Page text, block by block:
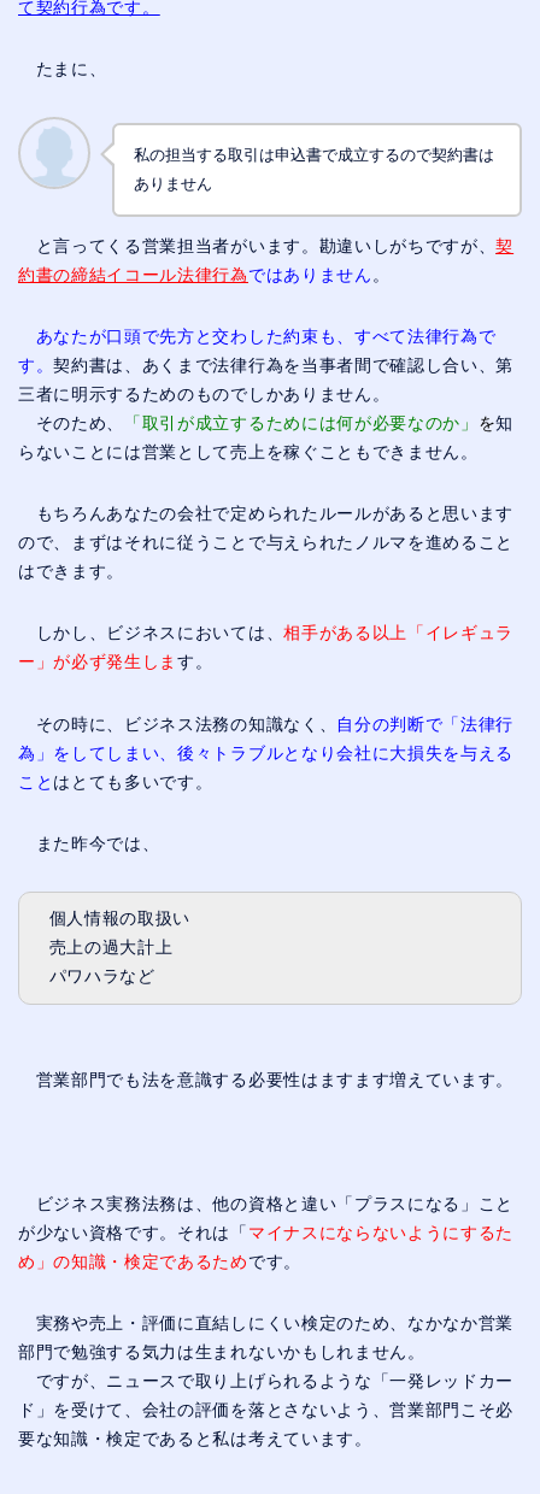
て契約行為です。
たまに、
私の担当する取引は申込書で成立するので契約書は
ありません
と言ってくる営業担当者がいます。勘違いしがちですが、契
約書の締結イコール法律行為 ではありません 。
あなたが口頭で先方と交わした約束も、すべて法律行為で
す。契約書は、あくまで法律行為を当事者間で確認し合い、第
三者に明示するためのものでしかありません。
そのため、
「取引が成立するためには何が必要なのか」 を知
らないことには営業として売上を稼ぐこともできません。
もちろんあなたの会社で定められたルールがあると思います
ので、まずはそれに従うことで与えられたノルマを進めること
はできます。
しかし、ビジネスにおいては、相手がある以上「イレギュラ
ー」が必ず発生します。
その時に、ビジネス法務の知識なく、
自分の判断で「法律行
為」をしてしまい、後々トラブルとなり会社に大損失を与える
こと はとても多いです。
また昨今では、
個人情報の取扱い
売上の過大計上
パワハラなど
営業部門でも法を意識する必要性はますます増えています。
ビジネス実務法務は、他の資格と違い「プラスになる」こと
が少ない資格です。それは「 マイナスにならないようにするた
め」の知識・検定であるため です。
実務や売上・評価に直結しにくい検定のため、なかなか営業
部門で勉強する気力は生まれないかもしれません。
ですが、ニュースで取り上げられるような「一発レッドカー
ド」を受けて、会社の評価を落とさないよう、営業部門こそ必
要な知識・検定であると私は考えています。